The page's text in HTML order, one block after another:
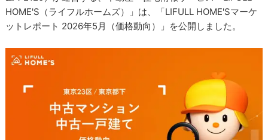
HOME'S（ライフルホームズ）」は、「LIFULL HOME'Sマーケ
ットレポート 2026年5月（価格動向）」を公開しました。